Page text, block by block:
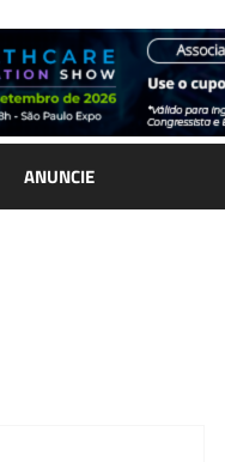
ANUNCIE